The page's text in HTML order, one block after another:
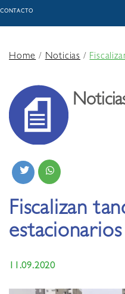
CONTACTO
Home/Noticias /
Fiscalizan
11.09.2020